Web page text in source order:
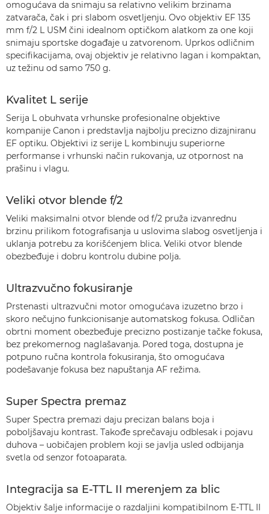
omogućava da snimaju sa relativno velikim brzinama
zatvarača, čak i pri slabom osvetljenju. Ovo objektiv EF 135
mm f/2 L USM čini idealnom optičkom alatkom za one koji
snimaju sportske događaje u zatvorenom. Uprkos odličnim
specifikacijama, ovaj objektiv je relativno lagan i kompaktan,
uz težinu od samo 750 g.
Kvalitet L serije
Serija L obuhvata vrhunske profesionalne objektive
kompanije Canon i predstavlja najbolju precizno dizajniranu
EF optiku. Objektivi iz serije L kombinuju superiorne
performanse i vrhunski način rukovanja, uz otpornost na
prašinu i vlagu.
Veliki otvor blende f/2
Veliki maksimalni otvor blende od f/2 pruža izvanrednu
brzinu prilikom fotografisanja u uslovima slabog osvetljenja i
uklanja potrebu za korišćenjem blica. Veliki otvor blende
obezbeđuje i dobru kontrolu dubine polja.
Ultrazvučno fokusiranje
Prstenasti ultrazvučni motor omogućava izuzetno brzo i
skoro nečujno funkcionisanje automatskog fokusa. Odličan
obrtni moment obezbeđuje precizno postizanje tačke fokusa,
bez prekomernog naglašavanja. Pored toga, dostupna je
potpuno ručna kontrola fokusiranja, što omogućava
podešavanje fokusa bez napuštanja AF režima.
Super Spectra premaz
Super Spectra premazi daju precizan balans boja i
poboljšavaju kontrast. Takođe sprečavaju odblesak i pojavu
duhova – uobičajen problem koji se javlja usled odbijanja
svetla od senzor fotoaparata.
Integracija sa E-TTL II merenjem za blic
Objektiv šalje informacije o razdaljini kompatibilnom E-TTL II